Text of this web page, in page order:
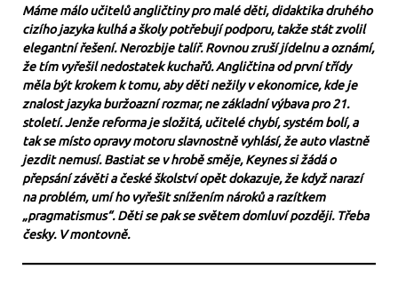
Máme málo učitelů angličtiny pro malé děti, didaktika druhého
cizího jazyka kulhá a školy potřebují podporu, takže stát zvolil
elegantní řešení. Nerozbije talíř. Rovnou zruší jídelnu a oznámí,
že tím vyřešil nedostatek kuchařů. Angličtina od první třídy
měla být krokem k tomu, aby děti nežily v ekonomice, kde je
znalost jazyka buržoazní rozmar, ne základní výbava pro 21.
století. Jenže reforma je složitá, učitelé chybí, systém bolí, a
tak se místo opravy motoru slavnostně vyhlásí, že auto vlastně
jezdit nemusí. Bastiat se v hrobě směje, Keynes si žádá o
přepsání závěti a české školství opět dokazuje, že když narazí
na problém, umí ho vyřešit snížením nároků a razítkem
„pragmatismus“. Děti se pak se světem domluví později. Třeba
česky. V montovně.